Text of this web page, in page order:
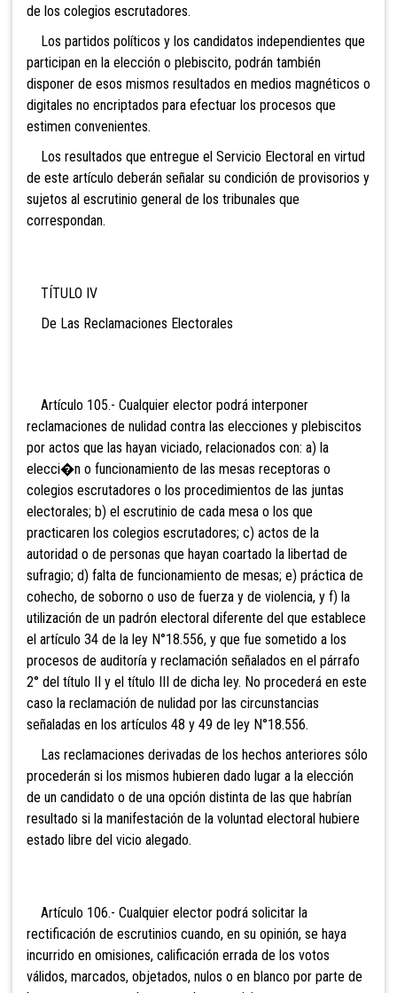
de los colegios escrutadores.
Los partidos políticos y los candidatos independientes que
participan en la elección o plebiscito, podrán también
disponer de esos mismos resultados en medios magnéticos o
digitales no encriptados para efectuar los procesos que
estimen convenientes.
Los resultados que entregue el Servicio Electoral en virtud
de este artículo deberán señalar su condición de provisorios y
sujetos al escrutinio general de los tribunales que
correspondan.
TÍTULO IV
De Las Reclamaciones Electorales
Artículo 105.- Cualquier elector podrá interponer
reclamaciones de nulidad contra las elecciones y plebiscitos
por actos que las hayan viciado, relacionados con: a) la
elecci�n o funcionamiento de las mesas receptoras o
colegios escrutadores o los procedimientos de las juntas
electorales; b) el escrutinio de cada mesa o los que
practicaren los colegios escrutadores; c) actos de la
autoridad o de personas que hayan coartado la libertad de
sufragio; d) falta de funcionamiento de mesas; e) práctica de
cohecho, de soborno o uso de fuerza y de violencia, y f) la
utilización de un padrón electoral diferente del que establece
el artículo 34 de la ley N°18.556, y que fue sometido a los
procesos de auditoría y reclamación señalados en el párrafo
2° del título II y el título III de dicha ley. No procederá en este
caso la reclamación de nulidad por las circunstancias
señaladas en los artículos 48 y 49 de ley N°18.556.
Las reclamaciones derivadas de los hechos anteriores sólo
procederán si los mismos hubieren dado lugar a la elección
de un candidato o de una opción distinta de las que habrían
resultado si la manifestación de la voluntad electoral hubiere
estado libre del vicio alegado.
Artículo 106.- Cualquier elector podrá solicitar la
rectificación de escrutinios cuando, en su opinión, se haya
incurrido en omisiones, calificación errada de los votos
válidos, marcados, objetados, nulos o en blanco por parte de